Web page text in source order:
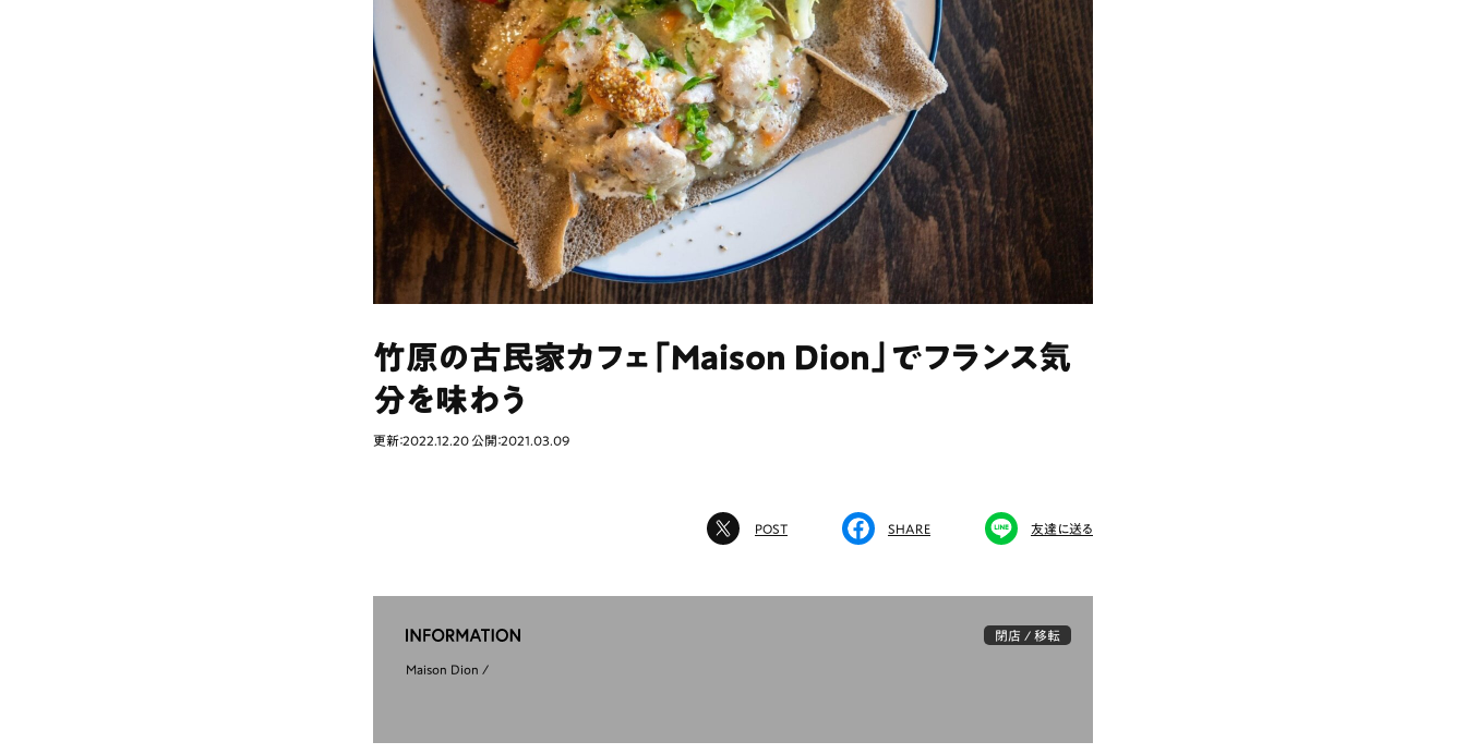
竹原の古民家カフェ「Maison Dion」でフランス気
分を味わう
更新：2022.12.20公開：2021.03.09
POST SHARE 友達に送る
閉店 / 移転
Maison Dion